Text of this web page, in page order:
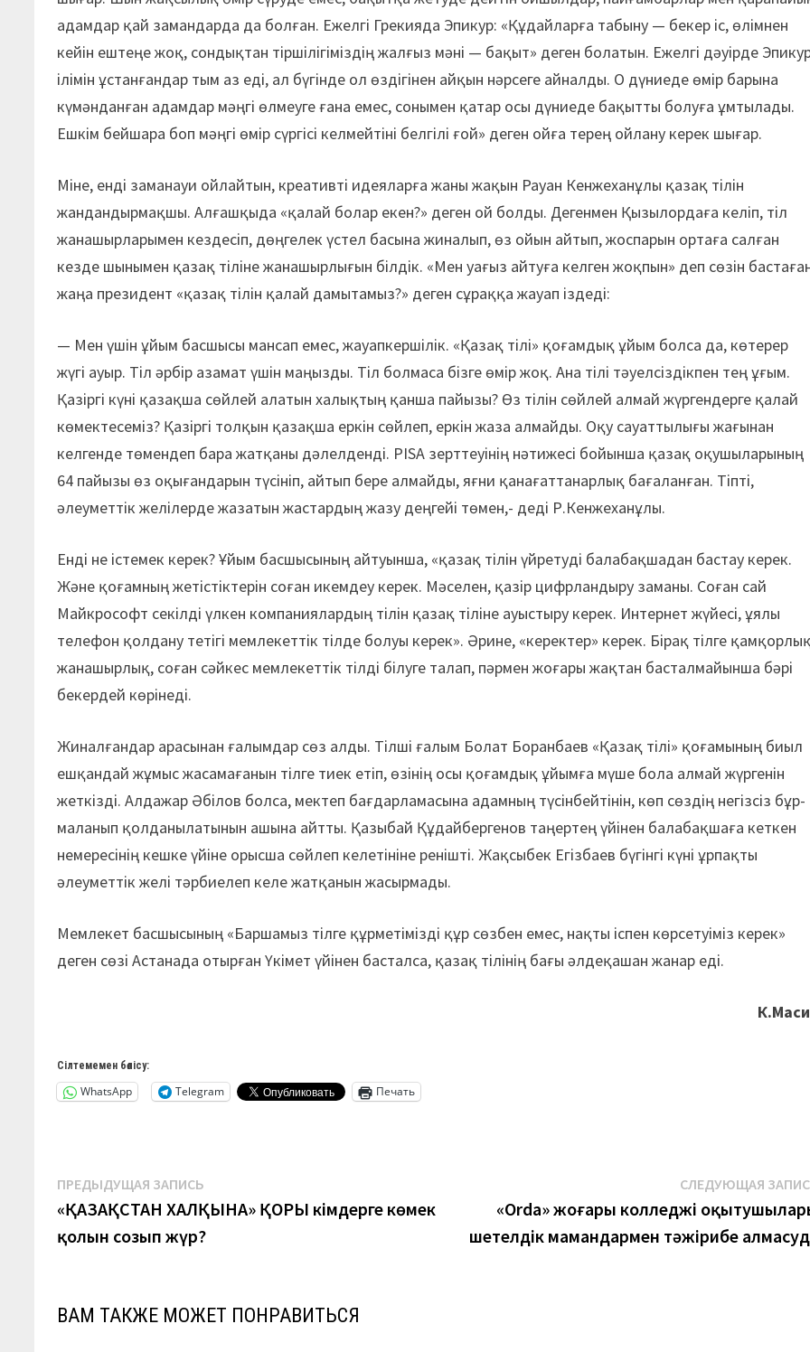
адамдар қай замандарда да болған. Ежелгі Грекияда Эпикур: «Құдайларға табыну — бекер іс, өлімнен
кейін ештеңе жоқ, сондықтан тіршілігіміздің жалғыз мәні — бақыт» деген болатын. Ежелгі дәуірде
ілімін ұстанғандар тым аз еді, ал бүгінде ол өздігінен айқын нәрсеге айналды. О дүниеде өмір барына
күмәнданған адамдар мәңгі өлмеуге ғана емес, сонымен қатар осы дүниеде бақытты болуға ұмтылады.
Ешкім бейшара боп мәңгі өмір сүргісі келмейтіні белгілі ғой» деген ойға терең ойлану керек шығар.
Міне, енді заманауи ойлайтын, креа­тивті идеяларға жаны жақын Рауан Кенжеханұлы қазақ тілін
жандандырмақшы. Алғашқыда «қалай болар екен?» деген ой болды. Дегенмен Қызылордаға келіп, тіл
жанашырларымен кездесіп, дөңгелек үстел басына жиналып, өз ойын айтып, жоспарын ортаға салған
кезде шынымен қазақ тіліне жанашырлығын білдік. «Мен уағыз айтуға келген жоқпын» деп сөзін
жаңа президент «қазақ тілін қалай дамытамыз?» деген сұраққа жауап іздеді:
— Мен үшін ұйым басшысы мансап емес, жауапкершілік. «Қазақ тілі» қоғамдық ұйым болса да, көтерер
жүгі ауыр. Тіл әрбір азамат үшін маңызды. Тіл болмаса бізге өмір жоқ. Ана тілі тәуелсіздікпен тең ұғым.
Қазіргі күні қазақша сөйлей алатын халықтың қанша пайызы? Өз тілін сөйлей алмай жүргендерге қалай
көмектесеміз? Қазіргі толқын қазақша еркін сөйлеп, еркін жаза алмайды. Оқу сауаттылығы жағынан
келгенде төмендеп бара жатқаны дәлелденді. PISA зерттеуінің нәтижесі бойынша қазақ оқушыларының
64 пайызы өз оқығандарын түсініп, айтып бере алмайды, яғни қанағаттанарлық баға­ланған. Тіпті,
әлеуметтік желілерде жазатын жастардың жазу деңгейі төмен,- деді Р.Кенжеханұлы.
Енді не істемек керек? Ұйым басшысының айтуынша, «қазақ тілін үйретуді балабақшадан бастау керек.
Және қоғамның жетістіктерін соған икемдеу керек. Мәселен, қазір цифрландыру заманы. Соған сай
Майкрософт секілді үлкен компаниялардың тілін қазақ тіліне ауыстыру керек. Интернет жүйесі, ұялы
телефон қолдану тетігі мемлекеттік тілде болуы керек». Әрине, «керектер» керек. Бірақ тілге
жанашырлық, соған сәйкес мемлекеттік тілді білуге талап, пәрмен жоғары жақтан басталмайынша бәрі
бекердей көрінеді.
Жиналғандар арасынан ғалымдар сөз алды. Тілші ғалым Болат Боранбаев «Қазақ тілі» қоғамының биыл
ешқандай жұмыс жасамағанын тілге тиек етіп, өзінің осы қоғамдық ұйымға мүше бола алмай жүргенін
жеткізді. Алдажар Әбілов болса, мектеп бағдарламасына адамның түсін­бейтінін, көп сөздің негізсіз бұр­
ма­ланып қолданылатынын ашына айтты. Қазыбай Құдайбергенов таңер­тең үйінен балабақшаға кеткен
не­мересінің кешке үйіне орысша сөйлеп келетініне ренішті. Жақсыбек Егізбаев бүгінгі күні ұрпақты
әлеуметтік желі тәрбиелеп келе жатқанын жасырмады.
Мемлекет басшысының «Баршамыз тілге құрметімізді құр сөзбен емес, нақты іспен көрсетуіміз керек»
деген сөзі Астанада отырған Үкімет үйінен басталса, қазақ тілінің бағы әлдеқашан жанар еді.
Сілтемемен бөлісу:
WhatsApp Telegram Печать
Навигация
по
записям
ПРЕДЫДУЩАЯ ЗАПИСЬ
запись:
«ҚАЗАҚСТАН ХАЛҚЫНА» ҚОРЫ кімдерге көмек
қолын созып жүр?
СЛЕДУЮЩАЯ
«Orda» жоғары колледжі
шетелдік мамандармен тәжірибе
ВАМ ТАКЖЕ МОЖЕТ ПОНРАВИТЬСЯ